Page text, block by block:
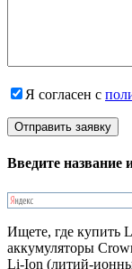
Я согласен с
Введите название
Ищете, где купить
аккумуляторы
Li-Ion (литий-